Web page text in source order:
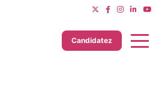
Candidatez